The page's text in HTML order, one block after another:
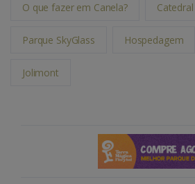
O que fazer em Canela? Catedral
Parque SkyGlass Hospedagem
Jolimont